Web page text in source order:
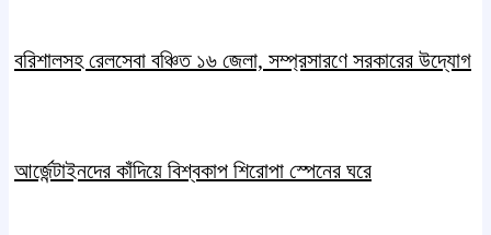
বরিশালসহ রেলসেবা বঞ্চিত ১৬ জেলা, সম্প্রসারণে সরকারের উদ্যোগ
আর্জেন্টাইনদের কাঁদিয়ে বিশ্বকাপ শিরোপা স্পেনের ঘরে